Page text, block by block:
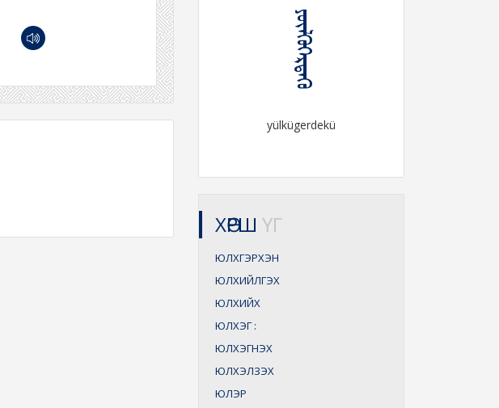
ᠶᠦᠯᠬᠦᠭᠡᠷᠳᠡᠬᠦ
yülkügerdekü
ХӨРШ ҮГ
ЮЛХГЭРХЭН
ЮЛХИЙЛГЭХ
ЮЛХИЙХ
ЮЛХЭГ :
ЮЛХЭГНЭХ
ЮЛХЭЛЗЭХ
ЮЛЭР